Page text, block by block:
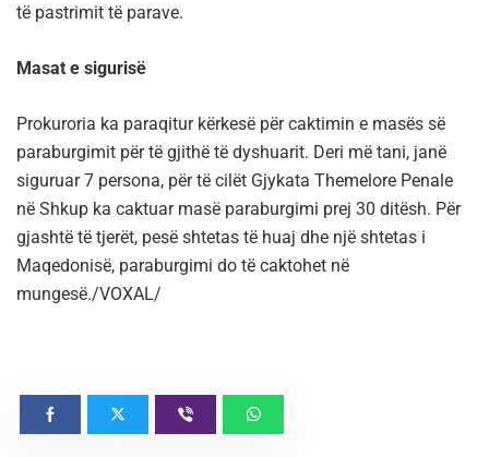
të pastrimit të parave.
Masat e sigurisë
Prokuroria ka paraqitur kërkesë për caktimin e masës së
paraburgimit për të gjithë të dyshuarit. Deri më tani, janë
siguruar 7 persona, për të cilët Gjykata Themelore Penale
në Shkup ka caktuar masë paraburgimi prej 30 ditësh. Për
gjashtë të tjerët, pesë shtetas të huaj dhe një shtetas i
Maqedonisë, paraburgimi do të caktohet në
mungesë./VOXAL/